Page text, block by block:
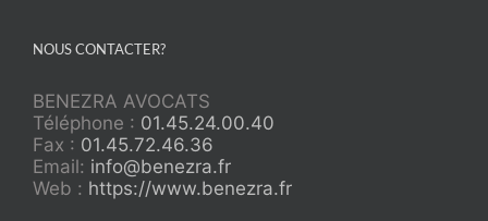
NOUS CONTACTER?
BENEZRA AVOCATS
Téléphone : 01.45.24.00.40
Fax : 01.45.72.46.36
Email: info@benezra.fr
Web : https://www.benezra.fr